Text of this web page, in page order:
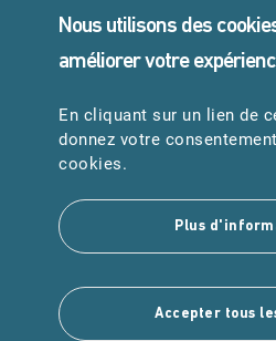
05 45 24 40 40
URGENCES
Samu : 15
Pompiers : 18
Suivez-nous
Nous utilisons des
améliorer votre
En cliquant sur un lien de
donnez votre
cookies.
Plus
Accepter tous